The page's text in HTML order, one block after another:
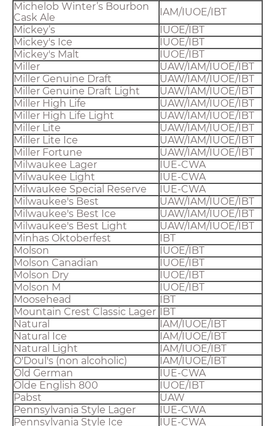
Michelob Winter’s Bourbon
Cask Ale
IAM/IUOE/IBT
Mickey’s
IUOE/IBT
Mickey's Ice
IUOE/IBT
Mickey's Malt
IUOE/IBT
Miller
UAW/IAM/IUOE/IBT
Miller Genuine Draft
UAW/IAM/IUOE/IBT
Miller Genuine Draft Light
UAW/IAM/IUOE/IBT
Miller High Life
UAW/IAM/IUOE/IBT
Miller High Life Light
UAW/IAM/IUOE/IBT
Miller Lite
UAW/IAM/IUOE/IBT
Miller Lite Ice
UAW/IAM/IUOE/IBT
Miller Fortune
UAW/IAM/IUOE/IBT
Milwaukee Lager
IUE-CWA
Milwaukee Light
IUE-CWA
Milwaukee Special Reserve
IUE-CWA
Milwaukee's Best
UAW/IAM/IUOE/IBT
Milwaukee's Best Ice
UAW/IAM/IUOE/IBT
Milwaukee's Best Light
UAW/IAM/IUOE/IBT
Minhas Oktoberfest
IBT
Molson
IUOE/IBT
Molson Canadian
IUOE/IBT
Molson Dry
IUOE/IBT
Molson M
IUOE/IBT
Moosehead
IBT
Mountain Crest Classic Lager IBT
Natural
IAM/IUOE/IBT
Natural Ice
IAM/IUOE/IBT
Natural Light
IAM/IUOE/IBT
O'Doul's (non alcoholic)
IAM/IUOE/IBT
Old German
IUE-CWA
Olde English 800
IUOE/IBT
Pabst
UAW
Pennsylvania Style Lager
IUE-CWA
Pennsylvania Style Ice
IUE-CWA